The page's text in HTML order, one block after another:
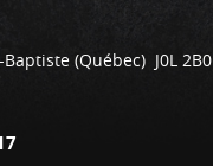
Baptiste (Québec) J0L 2B0